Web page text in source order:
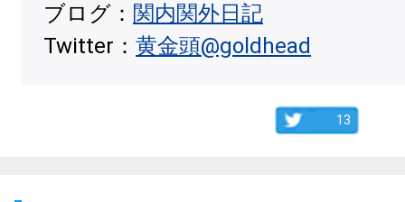
ブログ： 関内関外日記
Twitter： 黄金頭@goldhead
13